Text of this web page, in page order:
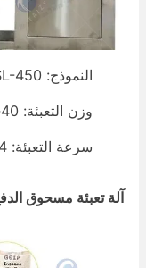
النموذج: SL-320، SL-450
وزن التعبئة: 40-1000 جرام
سرعة التعبئة: 24-60 كيس/دقيقة
آلة تعبئة مسحوق الدفع